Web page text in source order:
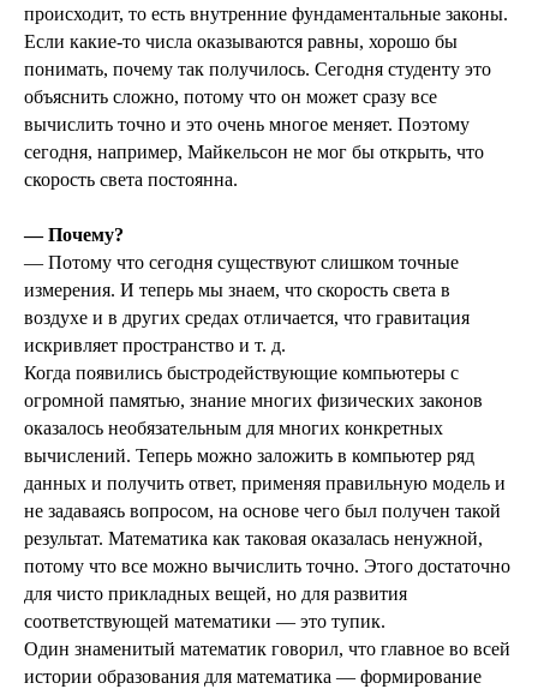
происходит, то есть внутренние фундаментальные законы.
Если какие-то числа оказываются равны, хорошо бы
понимать, почему так получилось. Сегодня студенту это
объяснить сложно, потому что он может сразу все
вычислить точно и это очень многое меняет. Поэтому
сегодня, например, Майкельсон не мог бы открыть, что
скорость света постоянна.
— Почему?
— Потому что сегодня существуют слишком точные
измерения. И теперь мы знаем, что скорость света в
воздухе и в других средах отличается, что гравитация
искривляет пространство и т. д.
Когда появились быстродействующие компьютеры с
огромной памятью, знание многих физических законов
оказалось необязательным для многих конкретных
вычислений. Теперь можно заложить в компьютер ряд
данных и получить ответ, применяя правильную модель и
не задаваясь вопросом, на основе чего был получен такой
результат. Математика как таковая оказалась ненужной,
потому что все можно вычислить точно. Этого достаточно
для чисто прикладных вещей, но для развития
соответствующей математики — это тупик.
Один знаменитый математик говорил, что главное во всей
истории образования для математика — формирование